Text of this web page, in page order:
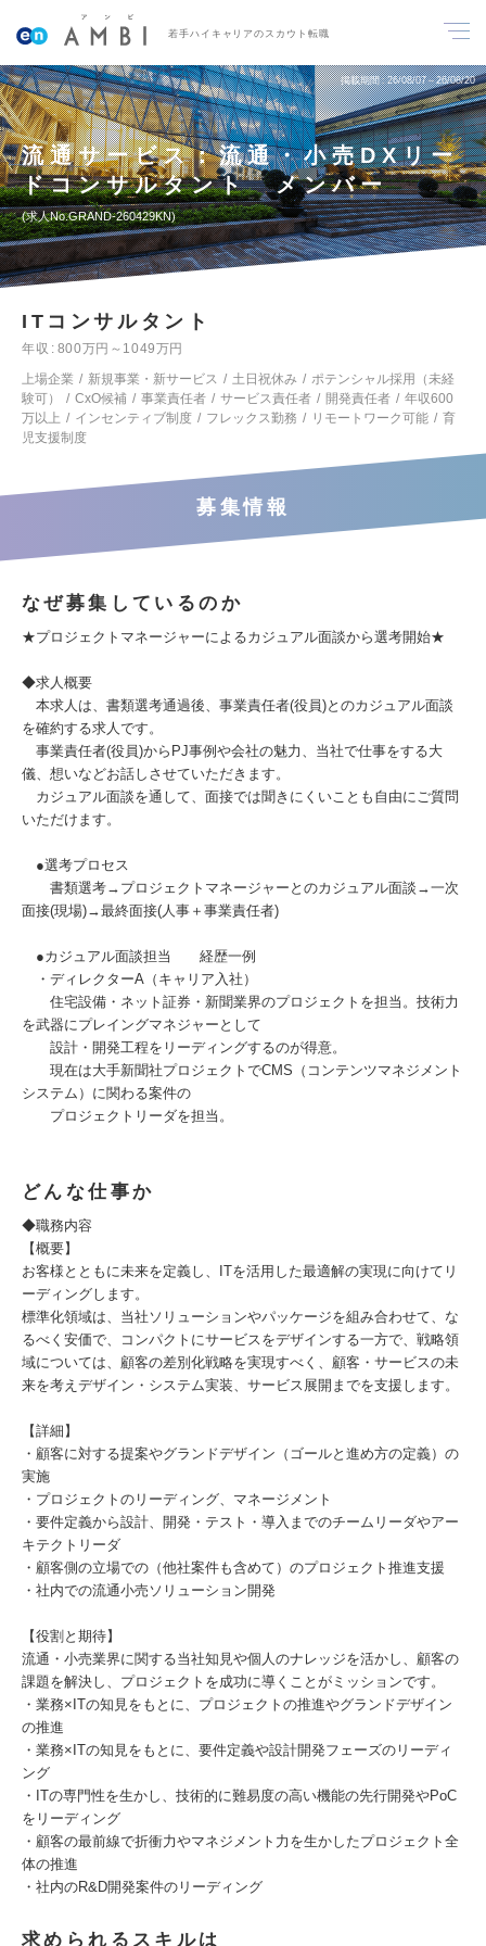
若手ハイキャリアのスカウト転職
掲載期間 26/08/07～26/08/20
流通サービス：流通・小売DXリー
ドコンサルタント メンバー
求人No.GRAND-260429KN
ITコンサルタント
年収
800万円～1049万円
上場企業
新規事業・新サービス 土日祝休み
ポテンシャル採用（未経
験可）
CxO候補 事業責任者 サービス責任者 開発責任者
年収600
万以上
インセンティブ制度 フレックス勤務 リモートワーク可能
育
児支援制度
募集情報
なぜ募集しているのか
★プロジェクトマネージャーによるカジュアル面談から選考開始★
◆求人概要
本求人は、書類選考通過後、事業責任者(役員)とのカジュアル面談
を確約する求人です。
事業責任者(役員)からPJ事例や会社の魅力、当社で仕事をする大
儀、想いなどお話しさせていただきます。
カジュアル面談を通して、面接では聞きにくいことも自由にご質問
いただけます。
●選考プロセス
書類選考→プロジェクトマネージャーとのカジュアル面談→一次
面接(現場)→最終面接(人事＋事業責任者)
●カジュアル面談担当 経歴一例
・ディレクターA（キャリア入社）
住宅設備・ネット証券・新聞業界のプロジェクトを担当。技術力
を武器にプレイングマネジャーとして
設計・開発工程をリーディングするのが得意。
現在は大手新聞社プロジェクトでCMS（コンテンツマネジメント
システム）に関わる案件の
プロジェクトリーダを担当。
どんな仕事か
◆職務内容
【概要】
お客様とともに未来を定義し、ITを活用した最適解の実現に向けてリ
ーディングします。
標準化領域は、当社ソリューションやパッケージを組み合わせて、な
るべく安価で、コンパクトにサービスをデザインする一方で、戦略領
域については、顧客の差別化戦略を実現すべく、顧客・サービスの未
来を考えデザイン・システム実装、サービス展開までを支援します。
【詳細】
・顧客に対する提案やグランドデザイン（ゴールと進め方の定義）の
実施
・プロジェクトのリーディング、マネージメント
・要件定義から設計、開発・テスト・導入までのチームリーダやアー
キテクトリーダ
・顧客側の立場での（他社案件も含めて）のプロジェクト推進支援
・社内での流通小売ソリューション開発
【役割と期待】
流通・小売業界に関する当社知見や個人のナレッジを活かし、顧客の
課題を解決し、プロジェクトを成功に導くことがミッションです。
・業務×ITの知見をもとに、プロジェクトの推進やグランドデザイン
の推進
・業務×ITの知見をもとに、要件定義や設計開発フェーズのリーディ
ング
・ITの専門性を生かし、技術的に難易度の高い機能の先行開発やPoC
をリーディング
・顧客の最前線で折衝力やマネジメント力を生かしたプロジェクト全
体の推進
・社内のR&D開発案件のリーディング
求められるスキルは